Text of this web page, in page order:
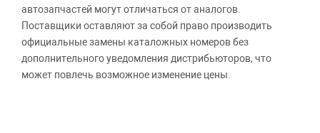
автозапчастей могут отличаться от аналогов.
Поставщики оставляют за собой право производить
официальные замены каталожных номеров без
дополнительного уведомления дистрибьюторов, что
может повлечь возможное изменение цены.